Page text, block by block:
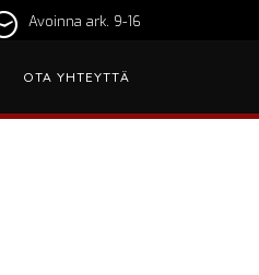
Avoinna ark. 9-16
OTA YHTEYTTÄ